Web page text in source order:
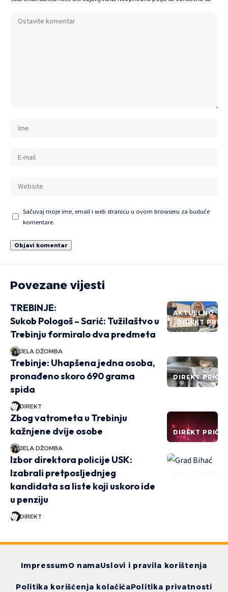
Sačuvaj moje ime, email i web stranicu u ovom browseru za buduće
komentare.
Povezane vijesti
AKTUELNO
DIREKT PRIČE
TREBINJE:
Sukob Pologoš – Sarić: Tužilaštvo u
Trebinju formiralo dva predmeta
JELA DŽOMBA
DIREKT PRIČE
Trebinje: Uhapšena jedna osoba,
pronađeno skoro 690 grama
spida
DIREKT
DIREKT PRIČE
Zbog vatrometa u Trebinju
kažnjene dvije osobe
JELA DŽOMBA
Izbor direktora policije USK:
Izabrali pretposljednjeg
kandidata sa liste koji uskoro ide
u penziju
DIREKT
ImpressumO namaUslovi i pravila korištenja
Politika korišćenja kolačićaPolitika privatnosti